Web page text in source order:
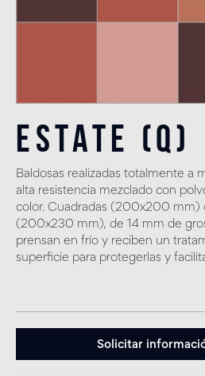
Estate (Q)
Baldosas realizadas totalmente a
alta resistencia mezclado con
color. Cuadradas (200x200 mm)
(200x230 mm), de 14 mm de
prensan en frío y reciben un
superficie para protegerlas y
Solicitar